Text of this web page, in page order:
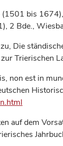
bis
2 Bde.,
Die
Trierischen
non est in
auf dem